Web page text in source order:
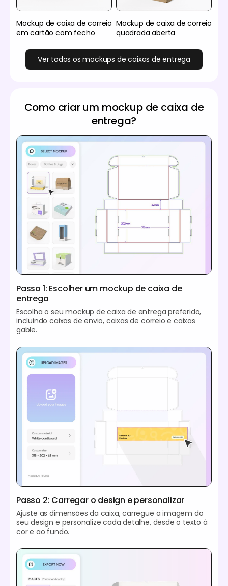
Mockup de caixa de correio
em cartão com fecho
Mockup de caixa de correio
quadrada aberta
Ver todos os mockups de caixas de entrega
Como criar um mockup de caixa de
entrega?
Passo 1: Escolher um mockup de caixa de
entrega
Escolha o seu mockup de caixa de entrega preferido,
incluindo caixas de envio, caixas de correio e caixas
gable.
Passo 2: Carregar o design e personalizar
Ajuste as dimensões da caixa, carregue a imagem do
seu design e personalize cada detalhe, desde o texto à
cor e ao fundo.